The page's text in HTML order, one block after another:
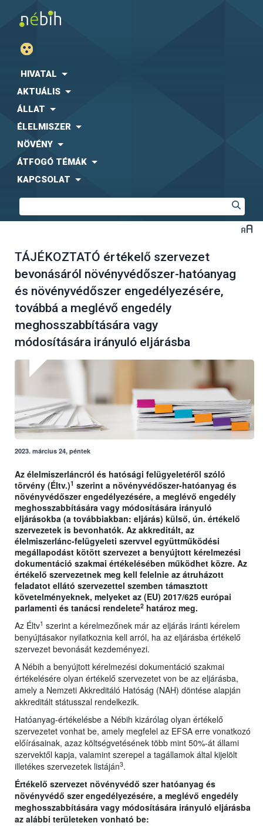
HIVATAL
AKTUÁLIS
ÁLLAT
ÉLELMISZER
NÖVÉNY
ÁTFOGÓ TÉMÁK
KAPCSOLAT
TÁJÉKOZTATÓ értékelő szervezet
bevonásáról növényvédőszer-hatóanyag
és növényvédőszer engedélyezésére,
továbbá a meglévő engedély
meghosszabbítására vagy
módosítására irányuló eljárásba
2023. március 24, péntek
Az élelmiszerláncról és hatósági felügyeletéről szóló
törvény (Éltv.)1 szerint a növényvédőszer-hatóanyag és
növényvédőszer engedélyezésére, a meglévő engedély
meghosszabbítására vagy módosítására irányuló
eljárásokba (a továbbiakban: eljárás) külső, ún. értékelő
szervezetek is bevonhatók. Az akkreditált, az
élelmiszerlánc-felügyeleti szervvel együttműködési
megállapodást kötött szervezet a benyújtott kérelmezési
dokumentáció szakmai értékelésében működhet közre. Az
értékelő szervezetnek meg kell felelnie az átruházott
feladatot ellátó szervezettel szemben támasztott
követelményeknek, melyeket az (EU) 2017/625 európai
parlamenti és tanácsi rendelete2 határoz meg.
Az Éltv1 szerint a kérelmezőnek már az eljárás iránti kérelem
benyújtásakor nyilatkoznia kell arról, ha az eljárásba értékelő
szervezet bevonását kezdeményezi.
A Nébih a benyújtott kérelmezési dokumentáció szakmai
értékelésére olyan értékelő szervezetet von be az eljárásba,
amely a Nemzeti Akkreditáló Hatóság (NAH) döntése alapján
akkreditált státusszal rendelkezik.
Hatóanyag-értékelésbe a Nébih kizárólag olyan értékelő
szervezetet vonhat be, amely megfelel az EFSA erre vonatkozó
előírásainak, azaz költségvetésének több mint 50%-át állami
szervektől kapja, valamint szerepel a tagállamok által kijelölt
illetékes szervezetek listáján3.
Értékelő szervezet növényvédő szer hatóanyag és
növényvédő szer engedélyezésére, a meglévő engedély
meghosszabbítására vagy módosítására irányuló eljárásba
az alábbi területeken vonható be: